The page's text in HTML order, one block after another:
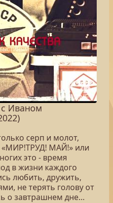
с Иваном
серп и молот,
«МИР!ТРУД! МАЙ!» или
это - время
в жизни каждого
любить, дружить,
не терять голову от
о завтрашнем дне…